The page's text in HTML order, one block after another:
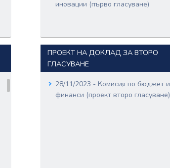
иновации (първо гласуване)
ПРОЕКТ НА ДОКЛАД ЗА ВТОРО
ГЛАСУВАНЕ
28/11/2023 - Комисия по бюджет и
финанси (проект второ гласуване)